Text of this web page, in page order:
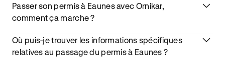
Passer son permis à Eaunes avec Ornikar,
comment ça marche ?
Où puis-je trouver les informations spécifiques
relatives au passage du permis à Eaunes ?